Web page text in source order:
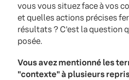
vous vous situez face à vos
et quelles actions précises
résultats ? C'est la question
posée.
Vous avez mentionné les
"contexte" à plusieurs